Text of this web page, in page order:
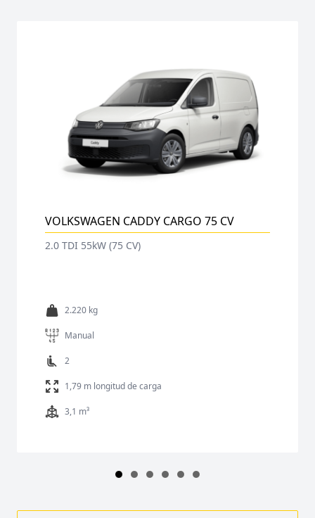
VOLKSWAGEN CADDY CARGO 75 CV
2.0 TDI 55kW (75 CV)
2.220 kg
Manual
2
1,79 m longitud de carga
3,1 m³